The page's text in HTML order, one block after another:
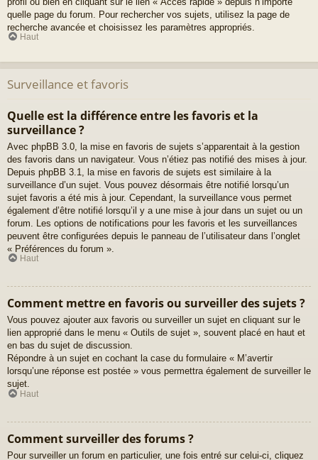
quelle page du forum. Pour rechercher vos sujets, utilisez la page de
recherche avancée et choisissez les paramètres appropriés.
Haut
Surveillance et favoris
Quelle est la différence entre les favoris et la
surveillance ?
Avec phpBB 3.0, la mise en favoris de sujets s’apparentait à la gestion
des favoris dans un navigateur. Vous n’étiez pas notifié des mises à jour.
Depuis phpBB 3.1, la mise en favoris de sujets est similaire à la
surveillance d’un sujet. Vous pouvez désormais être notifié lorsqu’un
sujet favoris a été mis à jour. Cependant, la surveillance vous permet
également d’être notifié lorsqu’il y a une mise à jour dans un sujet ou un
forum. Les options de notifications pour les favoris et les surveillances
peuvent être configurées depuis le panneau de l’utilisateur dans l’onglet
« Préférences du forum ».
Haut
Comment mettre en favoris ou surveiller des sujets ?
Vous pouvez ajouter aux favoris ou surveiller un sujet en cliquant sur le
lien approprié dans le menu « Outils de sujet », souvent placé en haut et
en bas du sujet de discussion.
Répondre à un sujet en cochant la case du formulaire « M’avertir
lorsqu’une réponse est postée » vous permettra également de surveiller le
sujet.
Haut
Comment surveiller des forums ?
Pour surveiller un forum en particulier, une fois entré sur celui-ci, cliquez